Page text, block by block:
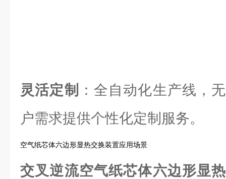
灵活定制
：全自动化生产线，
户需求提供个性化定制服务。
空气纸芯体六边形显热交换装置应用场景
交叉逆流空气纸芯体六边形显